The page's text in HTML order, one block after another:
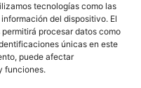
tecnologías como las
del dispositivo. El
procesar datos como
únicas en este
puede afectar
funciones.